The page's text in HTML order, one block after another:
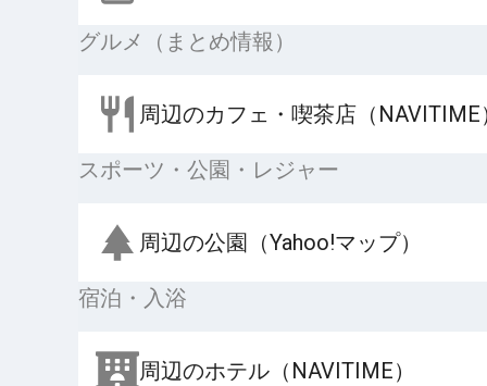
グルメ（まとめ情報）
周辺のカフェ・喫茶店（NAVITIME
スポーツ・公園・レジャー
周辺の公園（Yahoo!マップ）
宿泊・入浴
周辺のホテル（NAVITIME）